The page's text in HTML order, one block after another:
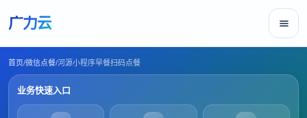
广力云
首页/微信点餐/河源小程序早餐扫码点餐
业务快速入口